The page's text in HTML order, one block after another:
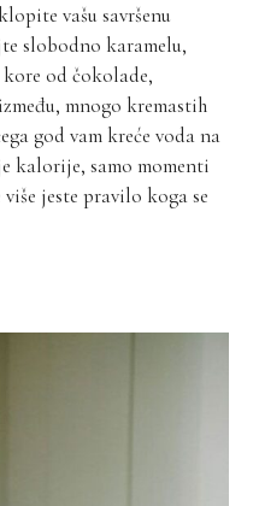
vašu savršenu
slobodno karamelu,
od čokolade,
mnogo kremastih
god vam kreće voda na
kalorije, samo momenti
jeste pravilo koga se